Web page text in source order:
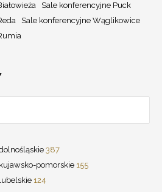
Sale konferencyjne Puck
Sale konferencyjne Wąglikowice
387
pomorskie 155
124